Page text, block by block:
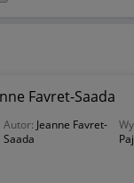
Favret-Saada
Autor: Jeanne Favret-
Saada